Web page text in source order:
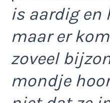
is aardig
maar er
zoveel
mondje